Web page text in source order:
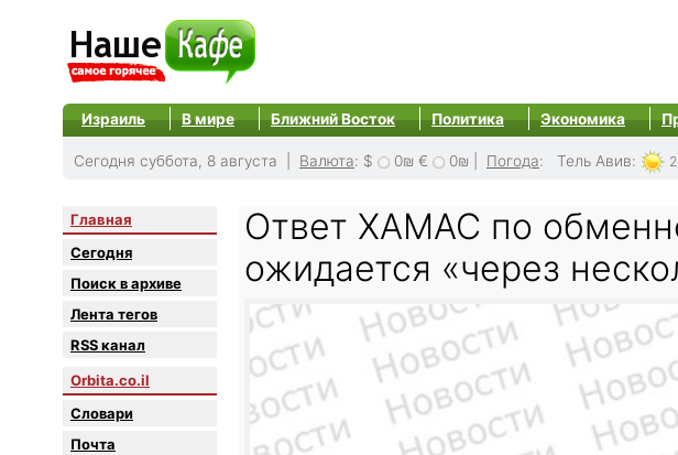
Израиль В мире Ближний Восток Политика Экономика
Сегодня суббота, 8 августа | Валюта: $ 0₪ € 0₪ Погода: Тель Авив:
Главная
Сегодня
Поиск в архиве
Лента тегов
RSS канал
Orbita.co.il
Словари
Почта
Ответ ХАМАС по
ожидается «через